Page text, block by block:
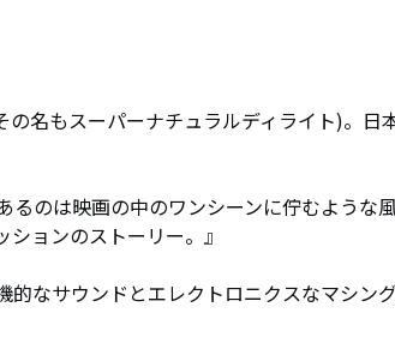
名もスーパーナチュラルディライト)。日
るのは映画の中のワンシーンに佇むような
ョンのストーリー。』
的なサウンドとエレクトロニクスなマシン